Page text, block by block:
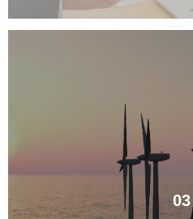
03